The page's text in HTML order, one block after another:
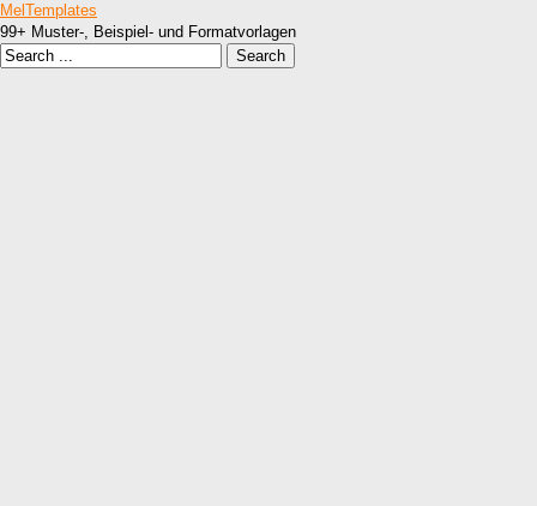
MelTemplates
99+ Muster-, Beispiel- und Formatvorlagen